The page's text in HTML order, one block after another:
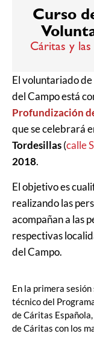
Curso
Cáritas y
El voluntariado
del Campo está
Profundización
que se celebrará
Tordesillas(calle
2018.
El objetivo es
realizando las
acompañan a las
respectivas
del Campo.
En la primera
técnico del
de Cáritas
de Cáritas con los